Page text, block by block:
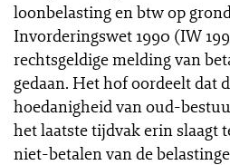
loonbelasting en btw op
Invorderingswet 1990 (IW
rechtsgeldige melding van
gedaan. Het hof oordeelt dat
hoedanigheid van oud-
het laatste tijdvak erin slaagt
niet-betalen van de